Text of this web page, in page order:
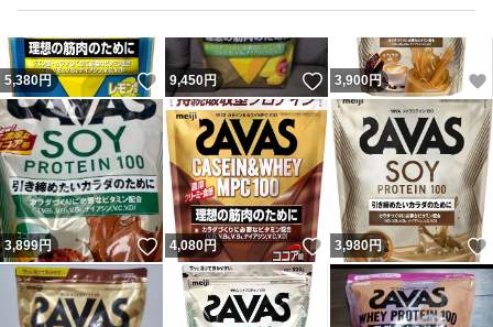
5,380円 いいね！
9,450円 いいね！
3,900円
3,899円 いいね！
4,080円 いいね！
3,980円